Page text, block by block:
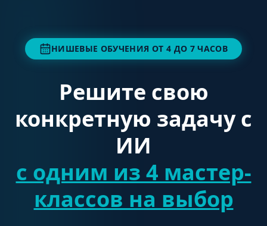
НИШЕВЫЕ ОБУЧЕНИЯ ОТ 4 ДО 7 ЧАСОВ
Решите свою
конкретную задачу с
ИИ
с одним из 4 мастер-
классов на выбор